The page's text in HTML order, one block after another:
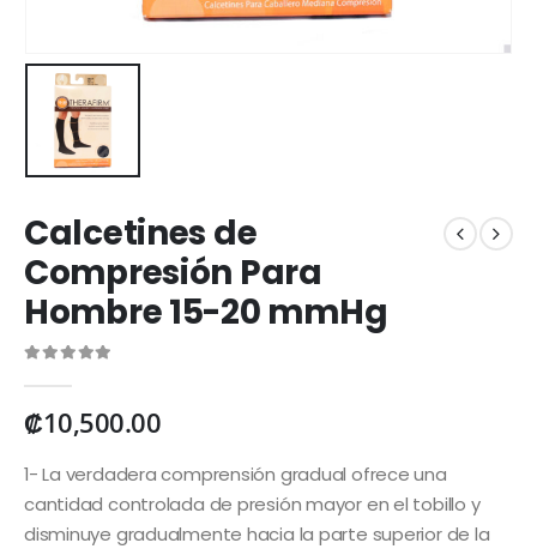
Calcetines de
Compresión Para
Hombre 15-20 mmHg
₡10,500.00
1- La verdadera comprensión gradual ofrece una
cantidad controlada de presión mayor en el tobillo y
disminuye gradualmente hacia la parte superior de la